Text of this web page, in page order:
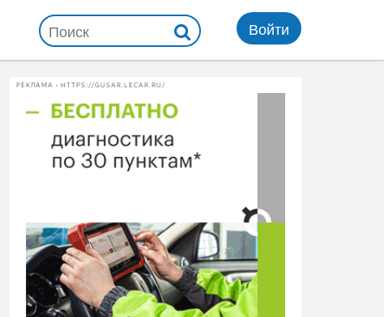
Войти
РЕКЛАМА • HTTPS://GUSAR.LECAR.RU/